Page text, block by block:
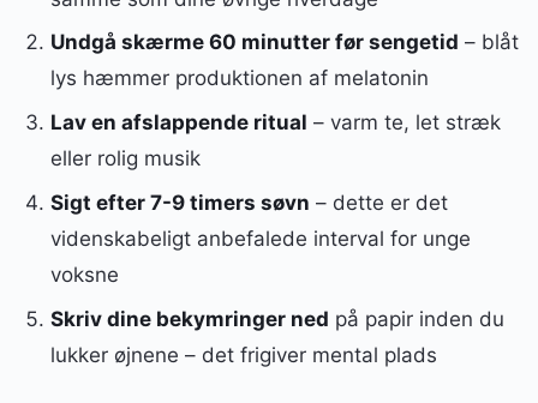
Undgå skærme 60 minutter før sengetid – blåt
lys hæmmer produktionen af melatonin
Lav en afslappende ritual – varm te, let stræk
eller rolig musik
Sigt efter 7-9 timers søvn – dette er det
videnskabeligt anbefalede interval for unge
voksne
Skriv dine bekymringer ned på papir inden du
lukker øjnene – det frigiver mental plads